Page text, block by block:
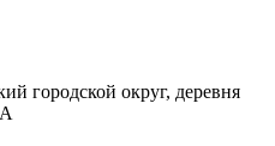
городской округ, деревня